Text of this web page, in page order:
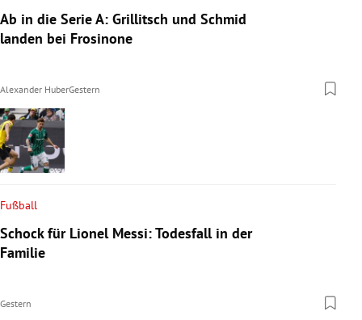
Ab in die Serie A: Grillitsch und Schmid
landen bei Frosinone
Alexander HuberGestern
Fußball
Schock für Lionel Messi: Todesfall in der
Familie
Gestern